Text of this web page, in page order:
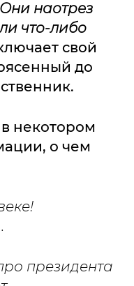
наотрез
что-либо
свой
до
некотором
о чем
президента